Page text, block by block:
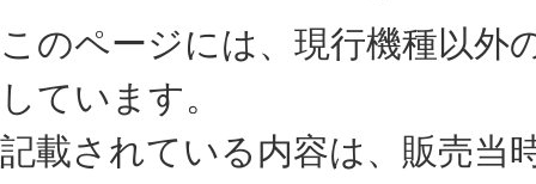
このページには、現行機種以外
しています。
記載されている内容は、販売当